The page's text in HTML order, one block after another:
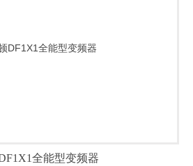
全能型变频器